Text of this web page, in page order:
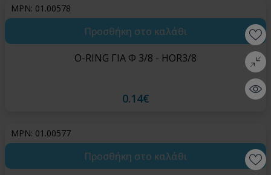
MPN: 01.00578
Quick
Προσθήκη στο καλάθι
O-RING ΓΙΑ Φ 3/8 - HOR3/8
0.14€
MPN: 01.00577
Προσθήκη στο καλάθι